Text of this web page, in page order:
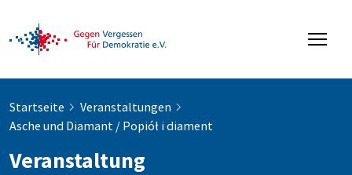
Startseite
Veranstaltungen
Asche und Diamant / Popiół i diament
Veranstaltung